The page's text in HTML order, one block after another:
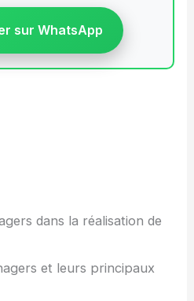
sur WhatsApp
dans la réalisation de
et leurs principaux